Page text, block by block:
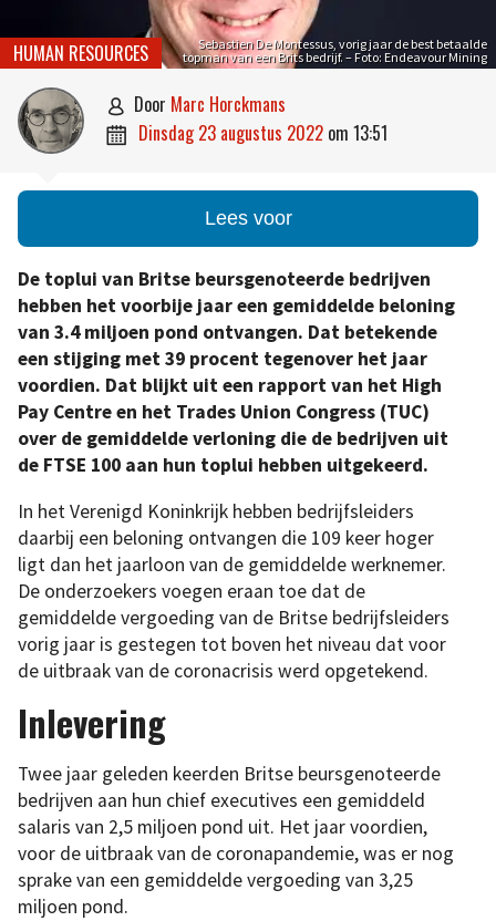
Sebastien De Montessus, vorig jaar de best betaalde
topman van een Brits bedrijf. – Foto: Endeavour Mining
HUMAN RESOURCES
 door Marc Horckmans
 dinsdag 23 augustus 2022 om 13:51
Lees voor
De toplui van Britse beursgenoteerde bedrijven
hebben het voorbije jaar een gemiddelde beloning
van 3.4 miljoen pond ontvangen. Dat betekende
een stijging met 39 procent tegenover het jaar
voordien. Dat blijkt uit een rapport van het High
Pay Centre en het Trades Union Congress (TUC)
over de gemiddelde verloning die de bedrijven uit
de FTSE 100 aan hun toplui hebben uitgekeerd.
In het Verenigd Koninkrijk hebben bedrijfsleiders
daarbij een beloning ontvangen die 109 keer hoger
ligt dan het jaarloon van de gemiddelde werknemer.
De onderzoekers voegen eraan toe dat de
gemiddelde vergoeding van de Britse bedrijfsleiders
vorig jaar is gestegen tot boven het niveau dat voor
de uitbraak van de coronacrisis werd opgetekend.
Inlevering
Twee jaar geleden keerden Britse beursgenoteerde
bedrijven aan hun chief executives een gemiddeld
salaris van 2,5 miljoen pond uit. Het jaar voordien,
voor de uitbraak van de coronapandemie, was er nog
sprake van een gemiddelde vergoeding van 3,25
miljoen pond.